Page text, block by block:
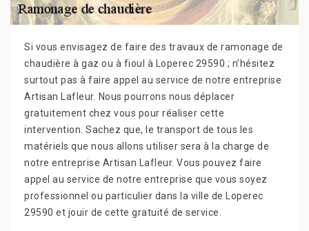
Si vous envisagez de faire des travaux de ramonage de
chaudière à gaz ou à fioul à Loperec 29590 ; n’hésitez
surtout pas à faire appel au service de notre entreprise
Artisan Lafleur. Nous pourrons nous déplacer
gratuitement chez vous pour réaliser cette
intervention. Sachez que, le transport de tous les
matériels que nous allons utiliser sera à la charge de
notre entreprise Artisan Lafleur. Vous pouvez faire
appel au service de notre entreprise que vous soyez
professionnel ou particulier dans la ville de Loperec
29590 et jouir de cette gratuité de service.